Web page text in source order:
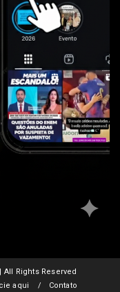
All Rights Reserved
aqui Contato